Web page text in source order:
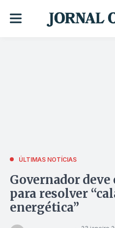
ÚLTIMAS NOTÍCIAS
Governador
para resolver
energética”